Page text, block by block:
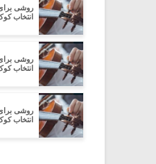
روشی
انتخاب
روشی
انتخاب
روشی
انتخاب